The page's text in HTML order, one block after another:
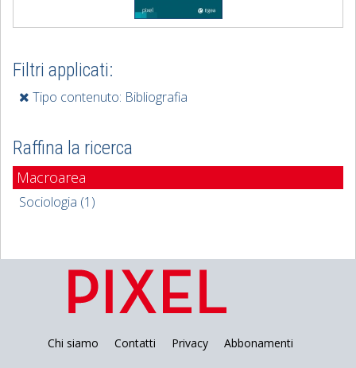
Filtri applicati:
Tipo contenuto: Bibliografia
Raffina la ricerca
Macroarea
Sociologia (1)
Chi siamo Contatti Privacy Abbonamenti